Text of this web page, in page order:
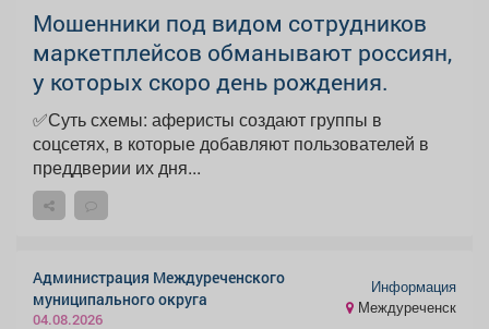
‍Мошенники под видом сотрудников
маркетплейсов обманывают россиян,
у которых скоро день рождения.
✅Суть схемы: аферисты создают группы в
соцсетях, в которые добавляют пользователей в
преддверии их дня...
Администрация Междуреченского
муниципального округа
04.08.2026
Информация
Междуреченск